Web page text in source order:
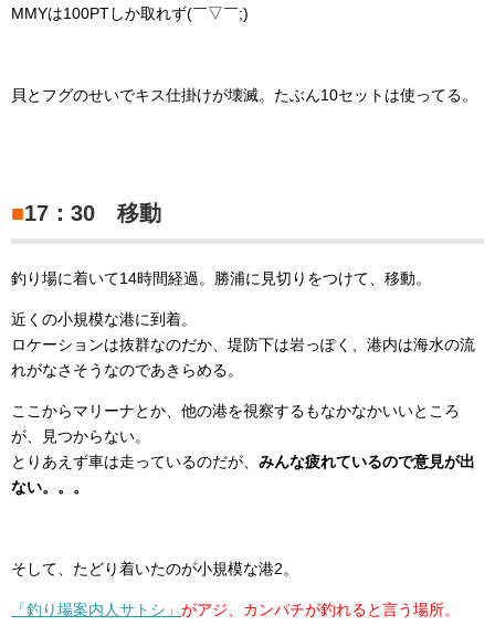
MMYは100PTしか取れず(￣▽￣;)
貝とフグのせいでキス仕掛けが壊滅。たぶん10セットは使ってる。
■17：30 移動
釣り場に着いて14時間経過。勝浦に見切りをつけて、移動。
近くの小規模な港に到着。
ロケーションは抜群なのだか、堤防下は岩っぽく、港内は海水の流
れがなさそうなのであきらめる。
ここからマリーナとか、他の港を視察するもなかなかいいところ
が、見つからない。
とりあえず車は走っているのだが、 みんな疲れているので意見が出
ない。。。
そして、たどり着いたのが小規模な港2。
「釣り場案内人サトシ」 がアジ、カンパチが釣れると言う場所。